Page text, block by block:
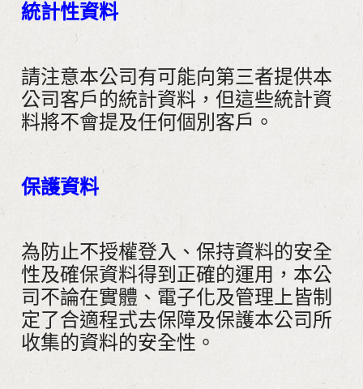
統計性資料
請注意本公司有可能向第三者提供本
公司客戶的統計資料，但這些統計資
料將不會提及任何個別客戶。
保護資料
為防止不授權登入、保持資料的安全
性及確保資料得到正確的運用，本公
司不論在實體、電子化及管理上皆制
定了合適程式去保障及保護本公司所
收集的資料的安全性。